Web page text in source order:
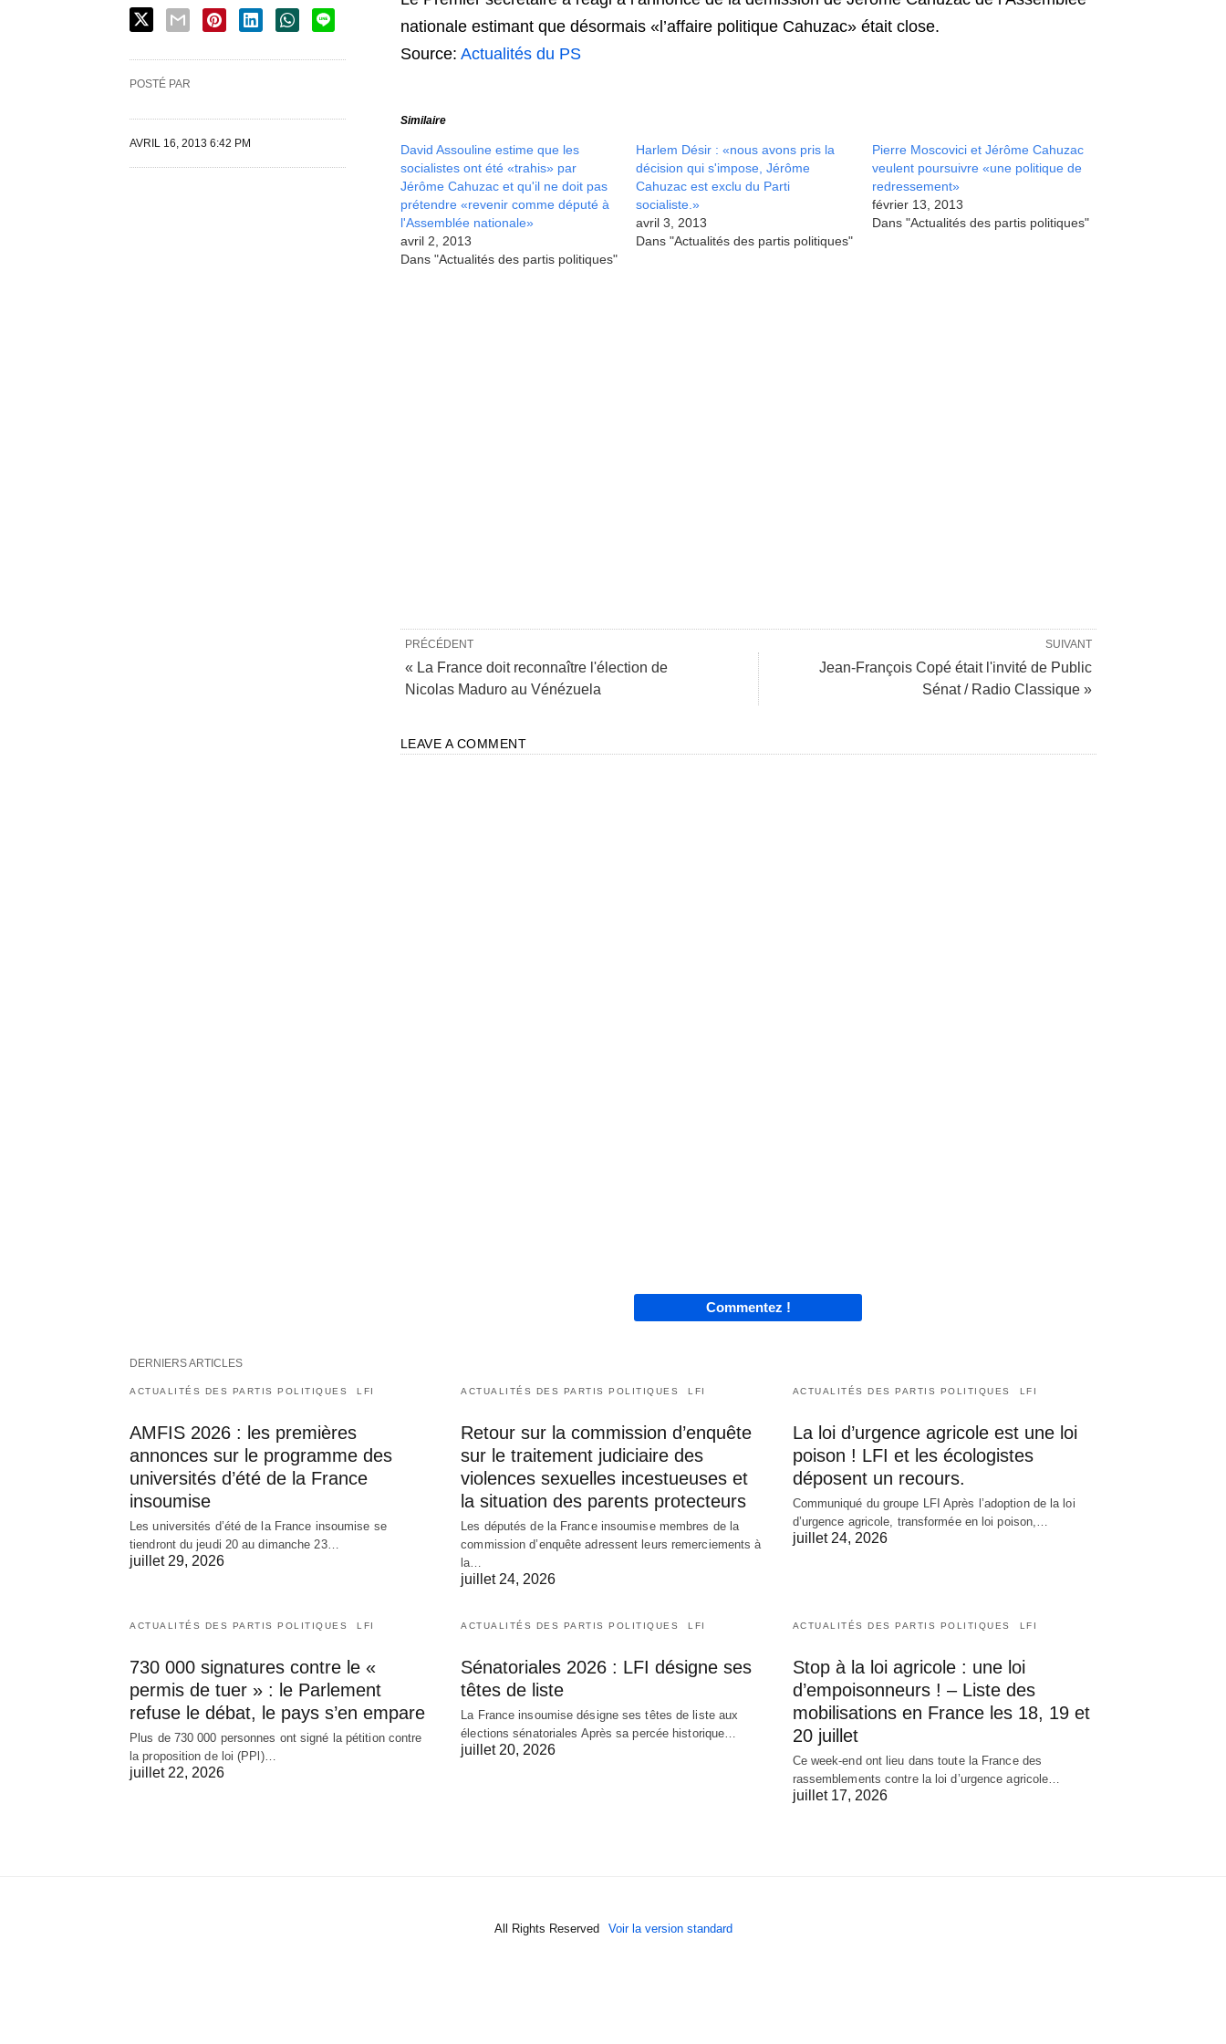
nationale estimant que désormais «l’affaire politique Cahuzac» était close.
Source: Actualités du PS
Similaire
David Assouline estime que les
socialistes ont été «trahis» par
Jérôme Cahuzac et qu'il ne doit pas
prétendre «revenir comme député à
l'Assemblée nationale»
avril 2, 2013
Dans "Actualités des partis politiques"
Harlem Désir : «nous avons pris la
décision qui s'impose, Jérôme
Cahuzac est exclu du Parti
socialiste.»
avril 3, 2013
Dans "Actualités des partis politiques"
Pierre Moscovici et Jérôme Cahuzac
veulent poursuivre «une politique de
redressement»
février 13, 2013
Dans "Actualités des partis politiques"
SUIVANT
Jean-François Copé était l'invité de Public
Sénat / Radio Classique »
PRÉCÉDENT
« La France doit reconnaître l'élection de
Nicolas Maduro au Vénézuela
LEAVE A COMMENT
Commentez !
POSTÉ PAR
AVRIL 16, 2013 6:42 PM
DERNIERS ARTICLES
ACTUALITÉS DES PARTIS POLITIQUES LFI
AMFIS 2026 : les premières
annonces sur le programme des
universités d’été de la France
insoumise
Les universités d’été de la France insoumise se
tiendront du jeudi 20 au dimanche 23…
juillet 29, 2026
ACTUALITÉS DES PARTIS POLITIQUES LFI
Retour sur la commission d’enquête
sur le traitement judiciaire des
violences sexuelles incestueuses et
la situation des parents protecteurs
Les députés de la France insoumise membres de la
commission d’enquête adressent leurs remerciements à
la…
juillet 24, 2026
ACTUALITÉS DES PARTIS POLITIQUES LFI
La loi d’urgence agricole est une loi
poison ! LFI et les écologistes
déposent un recours.
Communiqué du groupe LFI Après l’adoption de la loi
d’urgence agricole, transformée en loi poison,…
juillet 24, 2026
ACTUALITÉS DES PARTIS POLITIQUES LFI
730 000 signatures contre le «
permis de tuer » : le Parlement
refuse le débat, le pays s’en empare
Plus de 730 000 personnes ont signé la pétition contre
la proposition de loi (PPl)…
juillet 22, 2026
ACTUALITÉS DES PARTIS POLITIQUES LFI
Sénatoriales 2026 : LFI désigne ses
têtes de liste
La France insoumise désigne ses têtes de liste aux
élections sénatoriales Après sa percée historique…
juillet 20, 2026
ACTUALITÉS DES PARTIS POLITIQUES LFI
Stop à la loi agricole : une loi
d’empoisonneurs ! – Liste des
mobilisations en France les 18, 19 et
20 juillet
Ce week-end ont lieu dans toute la France des
rassemblements contre la loi d’urgence agricole…
juillet 17, 2026
All Rights Reserved Voir la version standard